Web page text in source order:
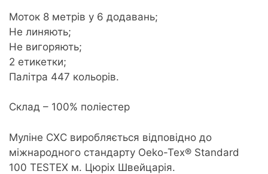
Моток 8 метрів у 6 додавань;
Не линяють;
Не вигоряють;
2 етикетки;
Палітра 447 кольорів.
Склад – 100% поліестер
Муліне CXC виробляється відповідно до
міжнародного стандарту Oeko-Tex® Standard
100 TESTEX м. Цюріх Швейцарія.